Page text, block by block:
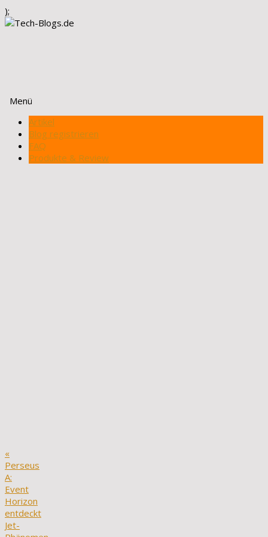
);
Menü
Zum
Inhalt
springen
Artikel
Blog registrieren
FAQ
Produkte & Review
«
Perseus
A:
Event
Horizon
entdeckt
Jet-